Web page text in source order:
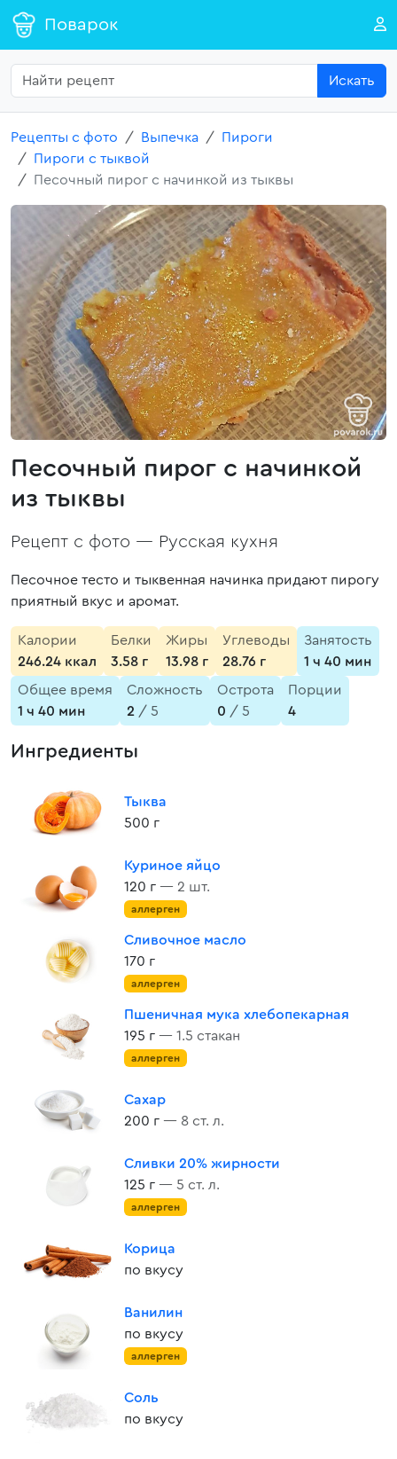
Поварок
Искать
Рецепты с фото Выпечка
Пироги
Пироги с тыквой
Песочный пирог с начинкой из тыквы
Песочный пирог с начинкой
из тыквы
Рецепт с фото — Русская кухня
Песочное тесто и тыквенная начинка придают пирогу
приятный вкус и аромат.
Калории
246.24 ккал
Белки
3.58 г
Жиры
13.98 г
Углеводы
28.76 г
Занятость
1 ч 40 мин
Общее время
1 ч 40 мин
Сложность
2 / 5
Острота
0 / 5
Порции
4
Ингредиенты
Тыква
500 г
Куриное яйцо
120 г — 2 шт.
аллерген
Сливочное масло
170 г
аллерген
Пшеничная мука хлебопекарная
195 г — 1.5 стакан
аллерген
Сахар
200 г — 8 ст. л.
Сливки 20% жирности
125 г — 5 ст. л.
аллерген
Корица
по вкусу
Ванилин
по вкусу
аллерген
Соль
по вкусу